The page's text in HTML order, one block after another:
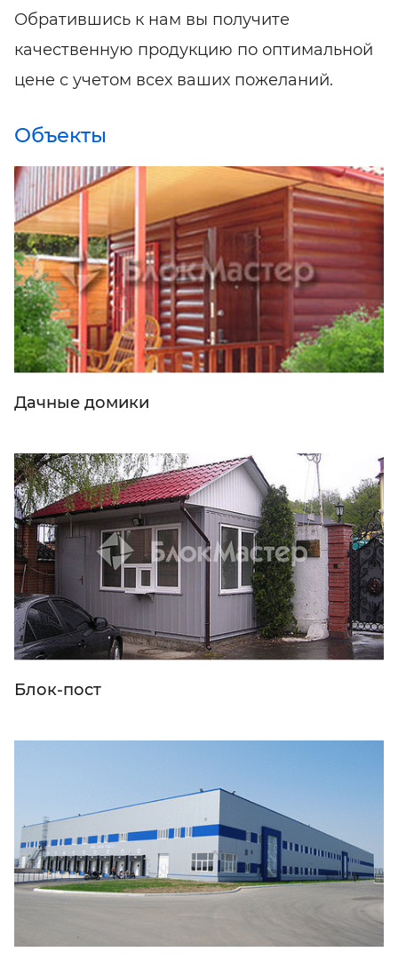
Обратившись к нам вы получите
качественную продукцию по оптимальной
цене с учетом всех ваших пожеланий.
Объекты
Дачные домики
Блок-пост